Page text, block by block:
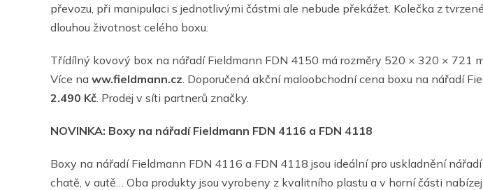
převozu, při manipulaci s jednotlivými částmi ale nebude překážet. Kolečka z
dlouhou životnost celého boxu.
Třídílný kovový box na nářadí Fieldmann FDN 4150 má rozměry 520 × 320 × 721
Více na ww.fieldmann.cz . Doporučená akční maloobchodní cena boxu na nářadí
2.490 Kč . Prodej v síti partnerů značky.
NOVINKA: Boxy na nářadí Fieldmann FDN 4116 a FDN 4118
Boxy na nářadí Fieldmann FDN 4116 a FDN 4118 jsou ideální pro uskladnění
chatě, v autě… Oba produkty jsou vyrobeny z kvalitního plastu a v horní části